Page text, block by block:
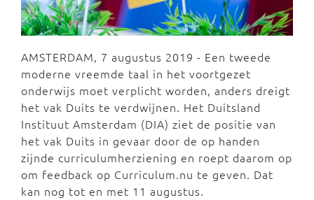
AMSTERDAM, 7 augustus 2019 - Een tweede
moderne vreemde taal in het voortgezet
onderwijs moet verplicht worden, anders dreigt
het vak Duits te verdwijnen. Het Duitsland
Instituut Amsterdam (DIA) ziet de positie van
het vak Duits in gevaar door de op handen
zijnde curriculumherziening en roept daarom op
om feedback op Curriculum.nu te geven. Dat
kan nog tot en met 11 augustus.